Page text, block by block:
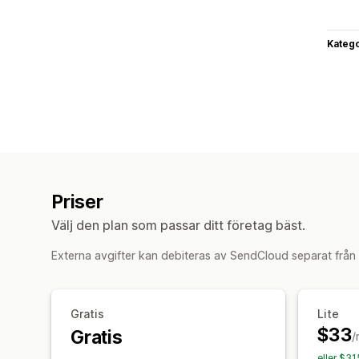
Priser
Välj den plan som passar ditt företag bäst.
Externa avgifter kan debiteras av SendCloud separat
Gratis
Gratis
Lite
$33/